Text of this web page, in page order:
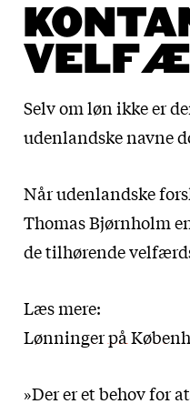
Selv om løn ikke er
udenlandske navne
Når udenlandske
Thomas Bjørnholm
de tilhørende
Læs mere:
Lønninger på
»Der er et behov for